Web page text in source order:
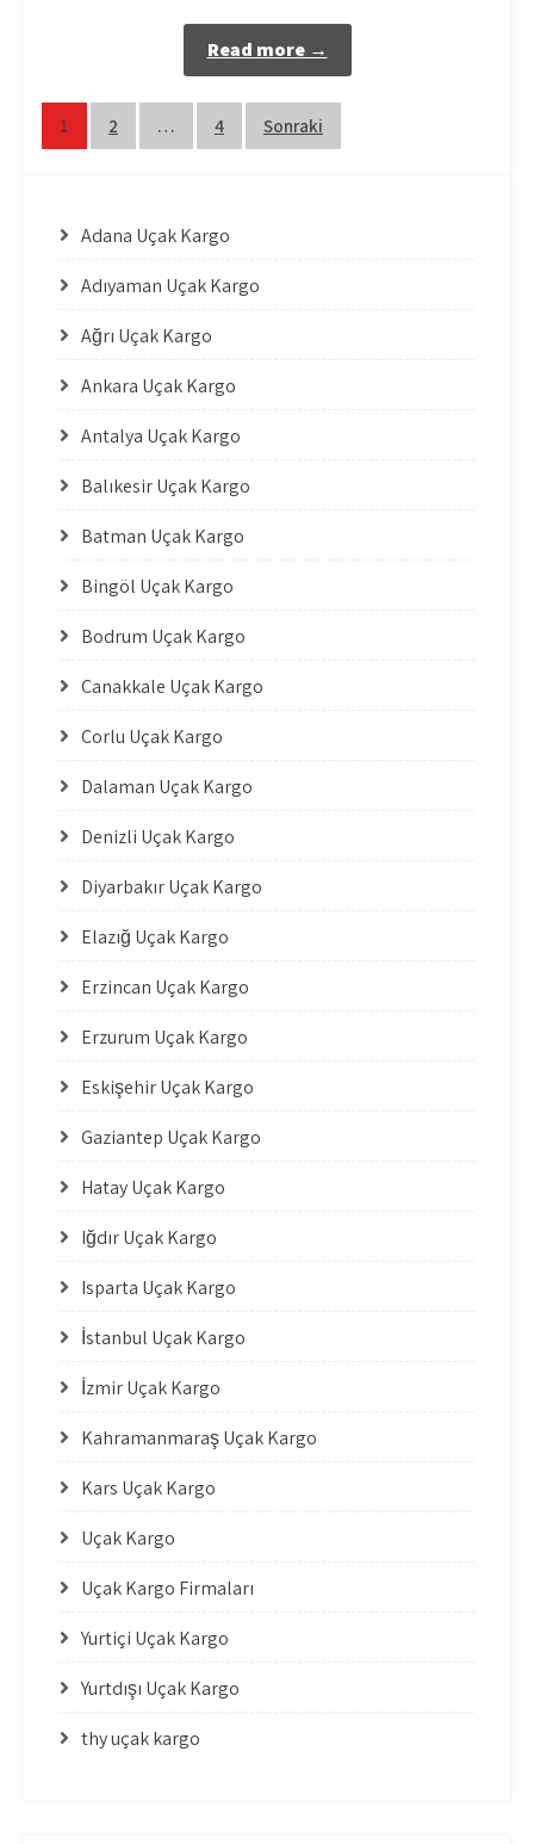
Read more →
Yazı
1 2 … 4 Sonraki
Adana Uçak Kargo
Adıyaman Uçak Kargo
Ağrı Uçak Kargo
Ankara Uçak Kargo
Antalya Uçak Kargo
Balıkesir Uçak Kargo
Batman Uçak Kargo
Bingöl Uçak Kargo
Bodrum Uçak Kargo
Çanakkale Uçak Kargo
Çorlu Uçak Kargo
Dalaman Uçak Kargo
Denizli Uçak Kargo
Diyarbakır Uçak Kargo
Elazığ Uçak Kargo
Erzincan Uçak Kargo
Erzurum Uçak Kargo
Eskişehir Uçak Kargo
Gaziantep Uçak Kargo
Hatay Uçak Kargo
Iğdır Uçak Kargo
Isparta Uçak Kargo
İstanbul Uçak Kargo
İzmir Uçak Kargo
Kahramanmaraş Uçak Kargo
Kars Uçak Kargo
Uçak Kargo
Uçak Kargo Firmaları
Yurtiçi Uçak Kargo
Yurtdışı Uçak Kargo
thy uçak kargo